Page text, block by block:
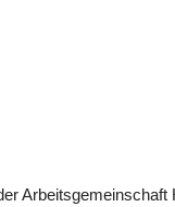
Arbeits­ge­mein­schaft